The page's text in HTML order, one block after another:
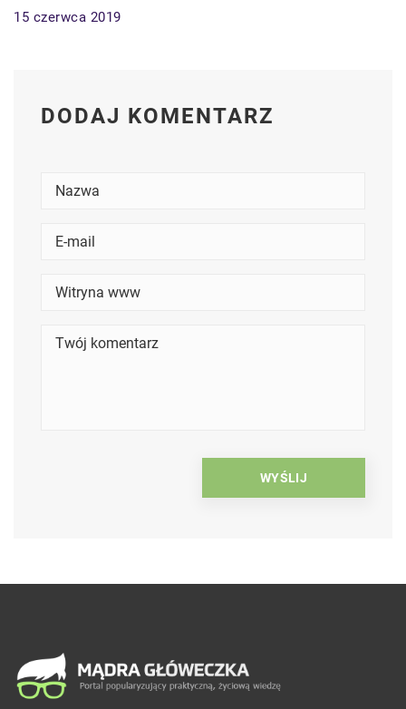
15 czerwca 2019
DODAJ KOMENTARZ